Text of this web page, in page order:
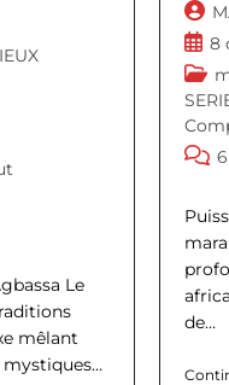
Le
mêlant
mystiques…
de
la
8
Post
la
de…